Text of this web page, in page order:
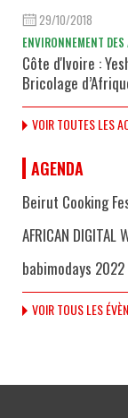
29/10/2018
ENVIRONNEMENT DES
Côte d'Ivoire :
Bricolage
VOIR TOUTES LES
AGENDA
Beirut Cooking
AFRICAN DIGITAL
babimodays 2022
VOIR TOUS LES